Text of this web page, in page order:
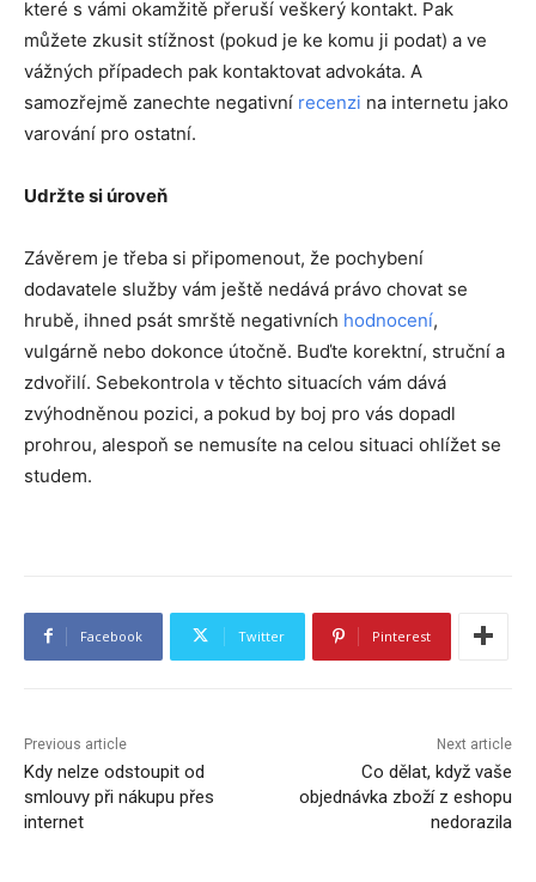
které s vámi okamžitě přeruší veškerý kontakt. Pak
můžete zkusit stížnost (pokud je ke komu ji podat) a ve
vážných případech pak kontaktovat advokáta. A
samozřejmě zanechte negativní recenzi na internetu jako
varování pro ostatní.
Udržte si úroveň
Závěrem je třeba si připomenout, že pochybení
dodavatele služby vám ještě nedává právo chovat se
hrubě, ihned psát smrště negativních hodnocení,
vulgárně nebo dokonce útočně. Buďte korektní, struční a
zdvořilí. Sebekontrola v těchto situacích vám dává
zvýhodněnou pozici, a pokud by boj pro vás dopadl
prohrou, alespoň se nemusíte na celou situaci ohlížet se
studem.
Facebook Twitter Pinterest
Previous article
Kdy nelze odstoupit od
smlouvy při nákupu přes
internet
Next article
Co dělat, když vaše
objednávka zboží z eshopu
nedorazila